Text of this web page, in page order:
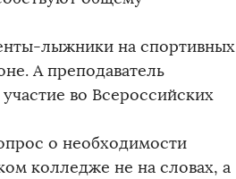
лыжники на спортивных
А преподаватель
во Всероссийских
о необходимости
колледже не на словах, а